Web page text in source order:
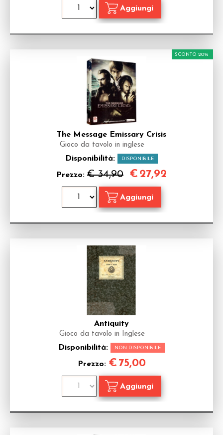
The Message Emissary Crisis
Gioco da tavolo in inglese
Disponibilità: DISPONIBILE
Prezzo: € 34,90
SCONTO 20%
€ 27,92
Antiquity
Gioco da tavolo in Inglese
Disponibilità: NON DISPONIBILE
Prezzo: € 75,00